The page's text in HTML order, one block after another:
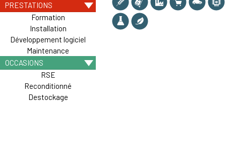
PRESTATIONS
Formation
Installation
Développement logiciel
Maintenance
OCCASIONS
RSE
Reconditionné
Destockage